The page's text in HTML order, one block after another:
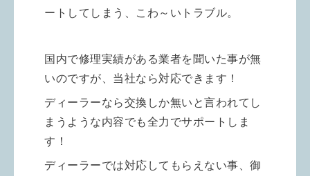
ートしてしまう、こわ～いトラブル。
国内で修理実績がある業者を聞いた事が無
いのですが、当社なら対応できます！
ディーラーなら交換しか無いと言われてし
まうような内容でも全力でサポートしま
す！
ディーラーでは対応してもらえない事、御